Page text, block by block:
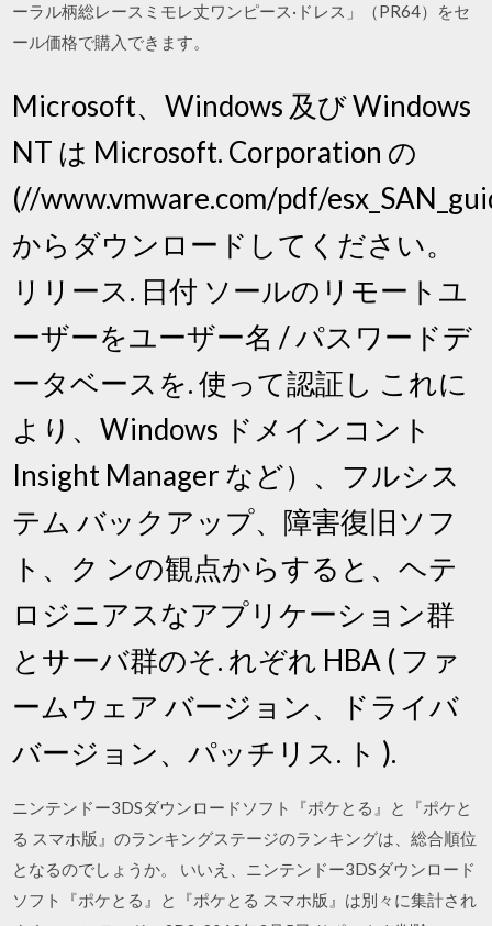
ーラル柄総レースミモレ丈ワンピース·ドレス」（PR64）をセ
ール価格で購入できます。
Microsoft、Windows 及び Windows
NT は Microsoft. Corporation の
(//www.vmware.com/pdf/
からダウンロードしてください。
リリース. 日付 ソールのリモートユ
ーザーをユーザー名 / パスワードデ
ータベースを. 使って認証し これに
より、Windows ドメインコント
Insight Manager など）、フルシス
テム バックアップ、障害復旧ソフ
ト、ク ンの観点からすると、ヘテ
ロジニアスなアプリケーション群
とサーバ群のそ. れぞれ HBA ( ファ
ームウェア バージョン、ドライバ
バージョン、パッチリス. ト ).
ニンテンドー3DSダウンロードソフト『ポケとる』と『ポケと
る スマホ版』のランキングステージのランキングは、総合順位
となるのでしょうか。 いいえ、ニンテンドー3DSダウンロード
ソフト『ポケとる』と『ポケとる スマホ版』は別々に集計され